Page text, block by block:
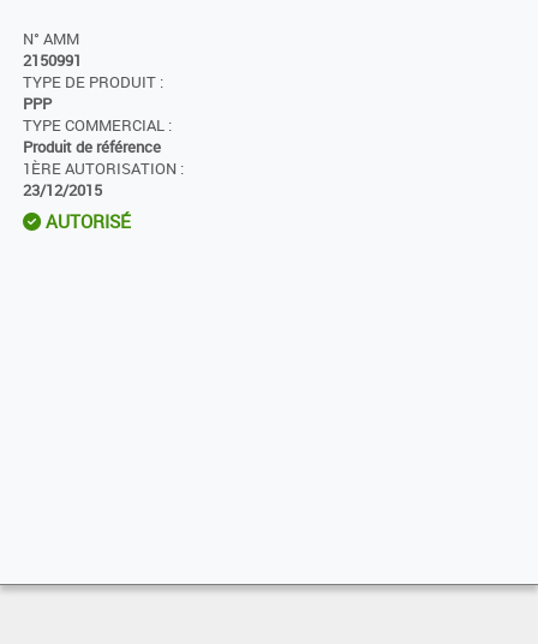
N° AMM
2150991
TYPE DE PRODUIT :
PPP
TYPE COMMERCIAL :
Produit de référence
1ÈRE AUTORISATION :
23/12/2015
AUTORISÉ